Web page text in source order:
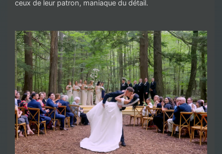
ceux de leur patron, maniaque du détail.